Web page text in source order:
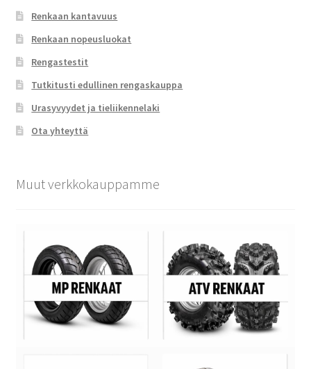
Renkaan kantavuus
Renkaan nopeusluokat
Rengastestit
Tutkitusti edullinen rengaskauppa
Urasyvyydet ja tieliikennelaki
Ota yhteyttä
Muut verkkokauppamme